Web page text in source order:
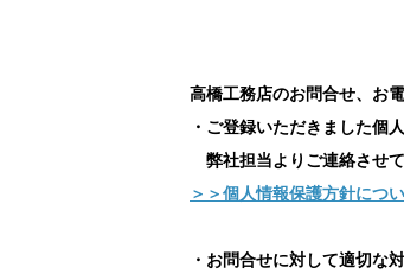
高橋工務店のお問合せ、お
・ご登録いただきました個
弊社担当よりご連絡させ
＞＞個人情報保護方針につ
・お問合せに対して適切な